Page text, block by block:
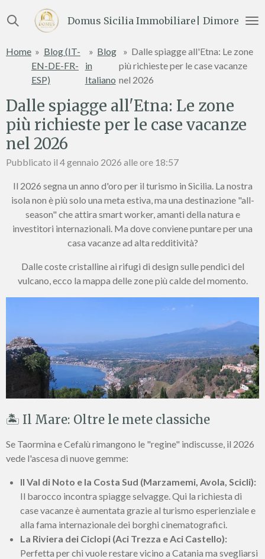
al
principale
Domus Sicilia Immobiliare| Dimore e
Home » Blog (IT-
EN-DE-FR-
ESP)
» Blog
in
Italiano
» Dalle spiagge all'Etna: Le zone
più richieste per le case vacanze
nel 2026
Dalle spiagge all'Etna: Le zone
più richieste per le case vacanze
nel 2026
Pubblicato il 4 gennaio 2026 alle ore 18:57
Il 2026 segna un anno d'oro per il turismo in Sicilia. La nostra
isola non è più solo una meta estiva, ma una destinazione "all-
season" che attira smart worker, amanti della natura e
investitori internazionali. Ma dove conviene puntare per una
casa vacanze ad alta redditività?
Dalle coste cristalline ai rifugi di design sulle pendici del
vulcano, ecco la mappa delle zone più calde del momento.
🏝️ Il Mare: Oltre le mete classiche
Se Taormina e Cefalù rimangono le "regine" indiscusse, il 2026
vede l'ascesa di nuove gemme:
Il Val di Noto e la Costa Sud (Marzamemi, Avola, Scicli):
Il barocco incontra spiagge selvagge. Qui la richiesta di
case vacanze è aumentata grazie al turismo esperienziale e
alla fama internazionale dei borghi cinematografici.
La Riviera dei Ciclopi (Aci Trezza e Aci Castello):
Perfetta per chi vuole restare vicino a Catania ma svegliarsi